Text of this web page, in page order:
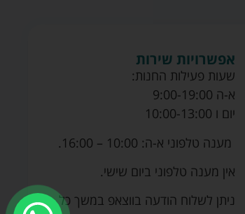
אפשרויות שירות
שעות פעילות החנות:
א-ה 9:00-19:00
יום ו 10:00-13:00
מענה טלפוני א-ה: 10:00 – 16:00.
אין מענה טלפוני ביום שישי.
ניתן לשלוח הודעה בווצאפ במשך כל